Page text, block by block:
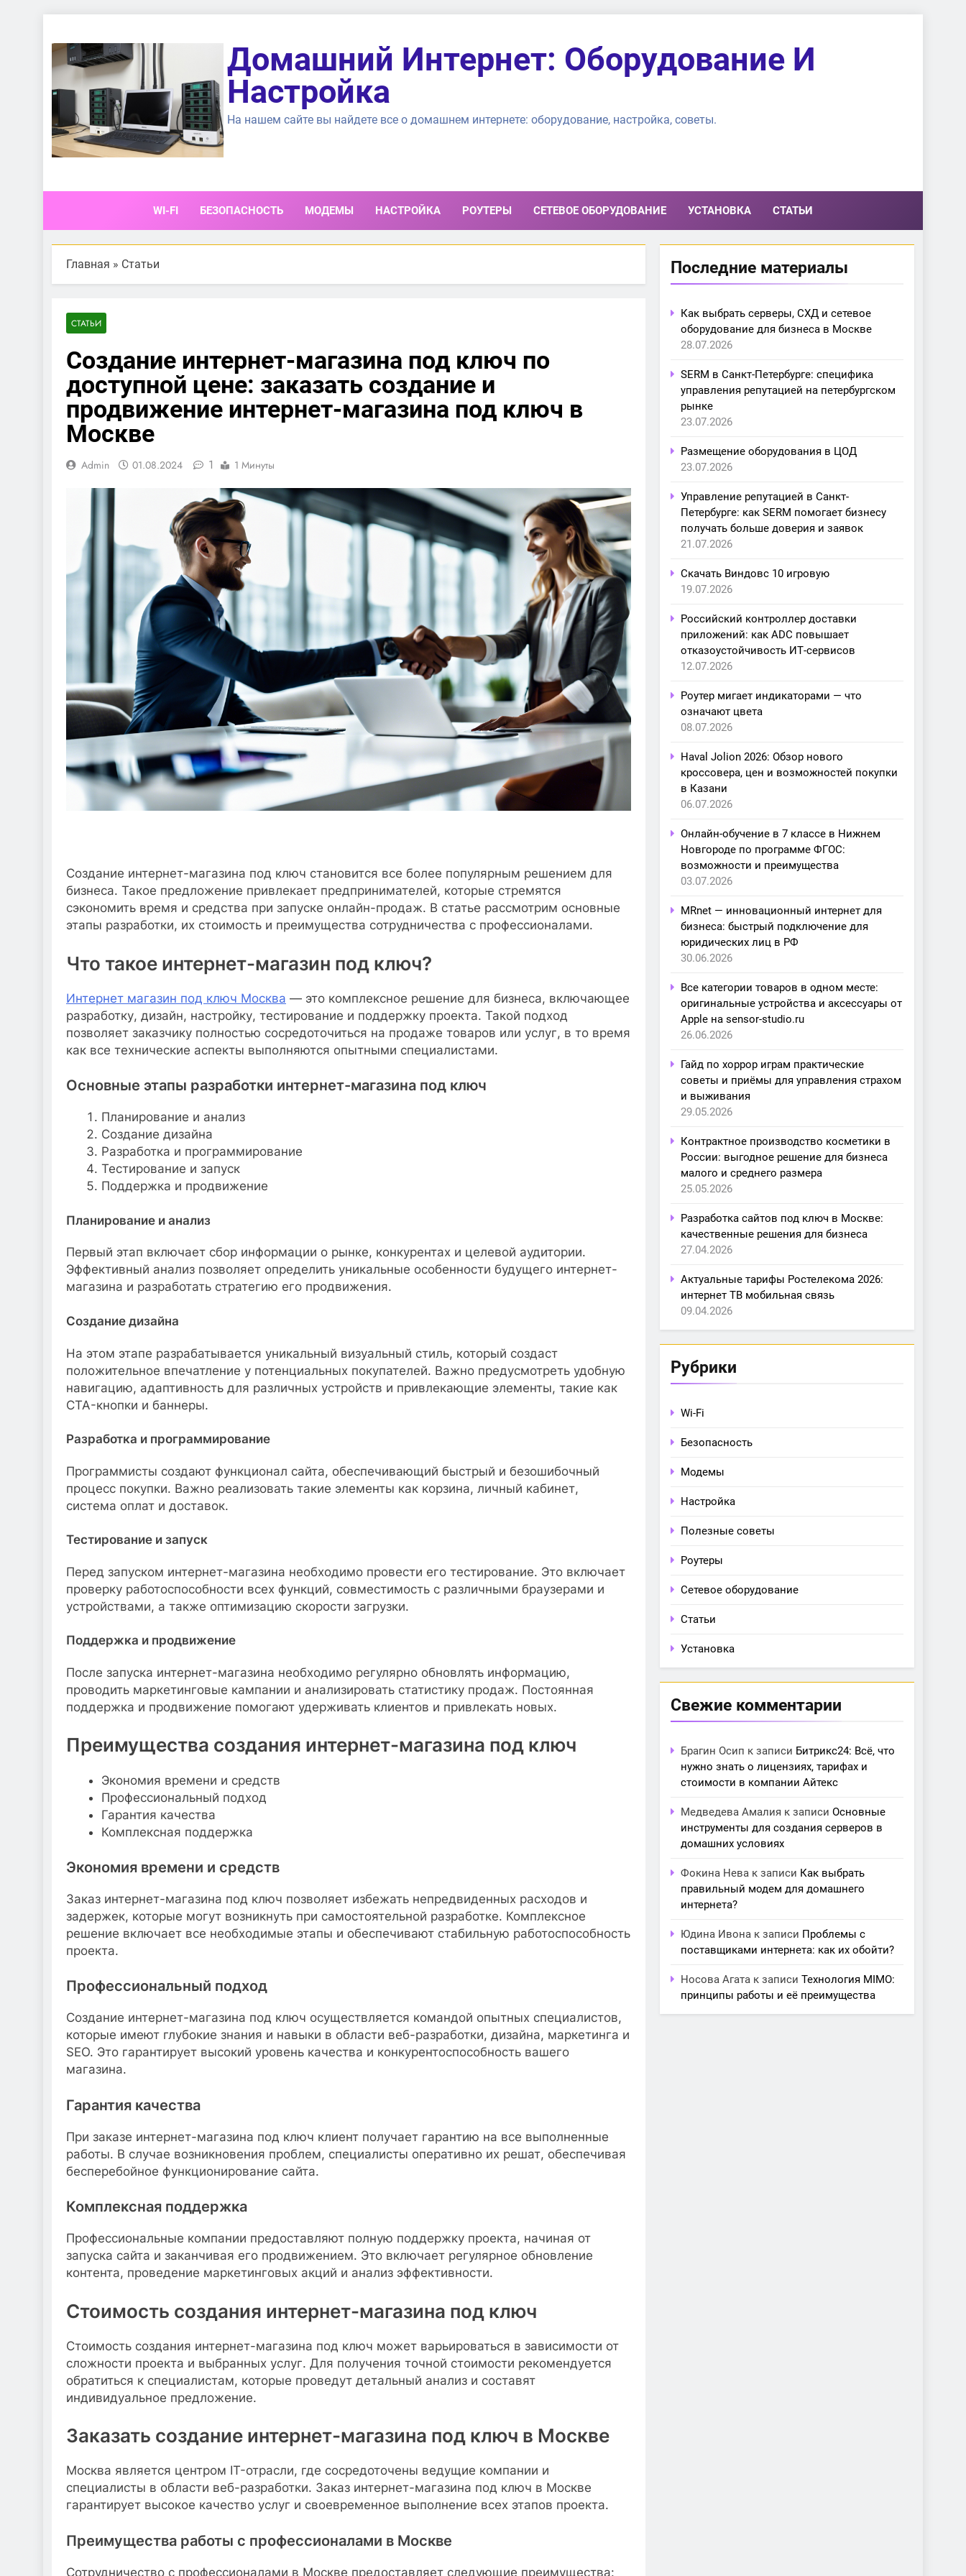
содержимому
Домашний Интернет: Оборудование И
Настройка
На нашем сайте вы найдете все о домашнем интернете: оборудование, настройка, советы.
WI-FI БЕЗОПАСНОСТЬ МОДЕМЫ НАСТРОЙКА РОУТЕРЫ СЕТЕВОЕ ОБОРУДОВАНИЕ УСТАНОВКА СТАТЬИ
Главная » Статьи
СТАТЬИ
Создание интернет-магазина под ключ по
доступной цене: заказать создание и
продвижение интернет-магазина под ключ в
Москве
Admin 01.08.2024 1 1 Минуты
Создание интернет-магазина под ключ становится все более популярным решением для
бизнеса. Такое предложение привлекает предпринимателей, которые стремятся
сэкономить время и средства при запуске онлайн-продаж. В статье рассмотрим основные
этапы разработки, их стоимость и преимущества сотрудничества с профессионалами.
Что такое интернет-магазин под ключ?
Интернет магазин под ключ Москва — это комплексное решение для бизнеса, включающее
разработку, дизайн, настройку, тестирование и поддержку проекта. Такой подход
позволяет заказчику полностью сосредоточиться на продаже товаров или услуг, в то время
как все технические аспекты выполняются опытными специалистами.
Основные этапы разработки интернет-магазина под ключ
Планирование и анализ
Создание дизайна
Разработка и программирование
Тестирование и запуск
Поддержка и продвижение
Планирование и анализ
Первый этап включает сбор информации о рынке, конкурентах и целевой аудитории.
Эффективный анализ позволяет определить уникальные особенности будущего интернет-
магазина и разработать стратегию его продвижения.
Создание дизайна
На этом этапе разрабатывается уникальный визуальный стиль, который создаст
положительное впечатление у потенциальных покупателей. Важно предусмотреть удобную
навигацию, адаптивность для различных устройств и привлекающие элементы, такие как
CTA-кнопки и баннеры.
Разработка и программирование
Программисты создают функционал сайта, обеспечивающий быстрый и безошибочный
процесс покупки. Важно реализовать такие элементы как корзина, личный кабинет,
система оплат и доставок.
Тестирование и запуск
Перед запуском интернет-магазина необходимо провести его тестирование. Это включает
проверку работоспособности всех функций, совместимость с различными браузерами и
устройствами, а также оптимизацию скорости загрузки.
Поддержка и продвижение
После запуска интернет-магазина необходимо регулярно обновлять информацию,
проводить маркетинговые кампании и анализировать статистику продаж. Постоянная
поддержка и продвижение помогают удерживать клиентов и привлекать новых.
Преимущества создания интернет-магазина под ключ
Экономия времени и средств
Профессиональный подход
Гарантия качества
Комплексная поддержка
Экономия времени и средств
Заказ интернет-магазина под ключ позволяет избежать непредвиденных расходов и
задержек, которые могут возникнуть при самостоятельной разработке. Комплексное
решение включает все необходимые этапы и обеспечивают стабильную работоспособность
проекта.
Профессиональный подход
Создание интернет-магазина под ключ осуществляется командой опытных специалистов,
которые имеют глубокие знания и навыки в области веб-разработки, дизайна, маркетинга и
SEO. Это гарантирует высокий уровень качества и конкурентоспособность вашего
магазина.
Гарантия качества
При заказе интернет-магазина под ключ клиент получает гарантию на все выполненные
работы. В случае возникновения проблем, специалисты оперативно их решат, обеспечивая
бесперебойное функционирование сайта.
Комплексная поддержка
Профессиональные компании предоставляют полную поддержку проекта, начиная от
запуска сайта и заканчивая его продвижением. Это включает регулярное обновление
контента, проведение маркетинговых акций и анализ эффективности.
Стоимость создания интернет-магазина под ключ
Стоимость создания интернет-магазина под ключ может варьироваться в зависимости от
сложности проекта и выбранных услуг. Для получения точной стоимости рекомендуется
обратиться к специалистам, которые проведут детальный анализ и составят
индивидуальное предложение.
Заказать создание интернет-магазина под ключ в Москве
Москва является центром IT-отрасли, где сосредоточены ведущие компании и
специалисты в области веб-разработки. Заказ интернет-магазина под ключ в Москве
гарантирует высокое качество услуг и своевременное выполнение всех этапов проекта.
Преимущества работы с профессионалами в Москве
Сотрудничество с профессионалами в Москве предоставляет следующие преимущества:
Последние материалы
Как выбрать серверы, СХД и сетевое
оборудование для бизнеса в Москве
28.07.2026
SERM в Санкт-Петербурге: специфика
управления репутацией на петербургском
рынке
23.07.2026
Размещение оборудования в ЦОД
23.07.2026
Управление репутацией в Санкт-
Петербурге: как SERM помогает бизнесу
получать больше доверия и заявок
21.07.2026
Скачать Виндовс 10 игровую
19.07.2026
Российский контроллер доставки
приложений: как ADC повышает
отказоустойчивость ИТ-сервисов
12.07.2026
Роутер мигает индикаторами — что
означают цвета
08.07.2026
Haval Jolion 2026: Обзор нового
кроссовера, цен и возможностей покупки
в Казани
06.07.2026
Онлайн-обучение в 7 классе в Нижнем
Новгороде по программе ФГОС:
возможности и преимущества
03.07.2026
MRnet — инновационный интернет для
бизнеса: быстрый подключение для
юридических лиц в РФ
30.06.2026
Все категории товаров в одном месте:
оригинальные устройства и аксессуары от
Apple на sensor-studio.ru
26.06.2026
Гайд по хоррор играм практические
советы и приёмы для управления страхом
и выживания
29.05.2026
Контрактное производство косметики в
России: выгодное решение для бизнеса
малого и среднего размера
25.05.2026
Разработка сайтов под ключ в Москве:
качественные решения для бизнеса
27.04.2026
Актуальные тарифы Ростелекома 2026:
интернет ТВ мобильная связь
09.04.2026
Рубрики
Wi-Fi
Безопасность
Модемы
Настройка
Полезные советы
Роутеры
Сетевое оборудование
Статьи
Установка
Свежие комментарии
Брагин Осип к записи Битрикс24: Всё, что
нужно знать о лицензиях, тарифах и
стоимости в компании Айтекс
Медведева Амалия к записи Основные
инструменты для создания серверов в
домашних условиях
Фокина Нева к записи Как выбрать
правильный модем для домашнего
интернета?
Юдина Ивона к записи Проблемы с
поставщиками интернета: как их обойти?
Носова Агата к записи Технология MIMO:
принципы работы и её преимущества